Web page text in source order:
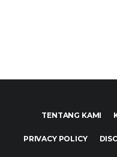
TENTANG KAMI
PRIVACY POLICY